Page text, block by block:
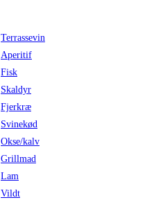
Terrassevin
Aperitif
Fisk
Skaldyr
Fjerkræ
Svinekød
Okse/kalv
Grillmad
Lam
Vildt